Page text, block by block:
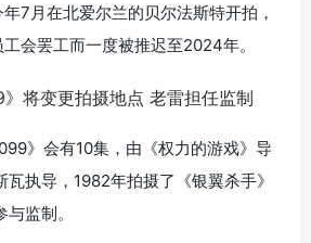
7月在北爱尔兰的贝尔法斯特开拍，
会罢工而一度被推迟至2024年。
》会有10集，由《权力的游戏》导
瓦执导，1982年拍摄了《银翼杀手》
监制。